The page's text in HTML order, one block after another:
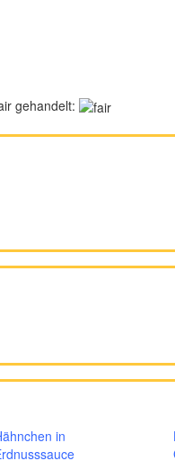
gehandelt:
in